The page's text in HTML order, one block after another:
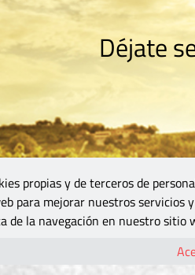
Déjate
propias y de terceros de
para mejorar nuestros servicios
la navegación en nuestro sitio